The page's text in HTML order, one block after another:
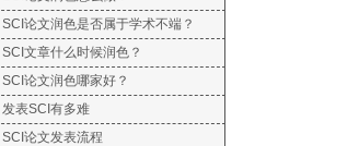
SCI论文润色是否属于学术不端？
SCI文章什么时候润色？
SCI论文润色哪家好？
发表SCI有多难
SCI论文发表流程